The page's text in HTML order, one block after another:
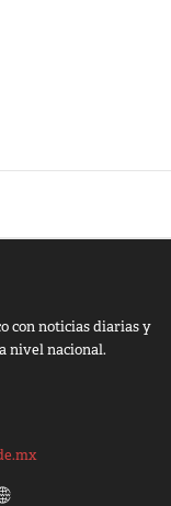
con noticias diarias y
nivel nacional.